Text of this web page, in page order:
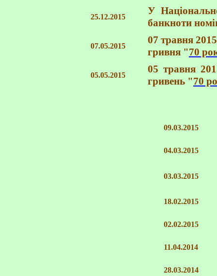
25.12.2015
У
банкноти
07.05.2015
07 травня
гривня "70
05.05.2015
05 травня
гривень "70
09.03.2015
04.03.2015
03.03.2015
18.02.2015
02.02.2015
11.04.2014
28.03.2014